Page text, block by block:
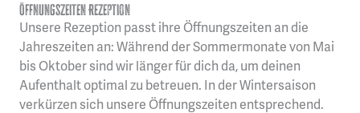
Öffnungszeiten Rezeption
Unsere Rezeption passt ihre Öffnungszeiten an die
Jahreszeiten an: Während der Sommermonate von Mai
bis Oktober sind wir länger für dich da, um deinen
Aufenthalt optimal zu betreuen. In der Wintersaison
verkürzen sich unsere Öffnungszeiten entsprechend.